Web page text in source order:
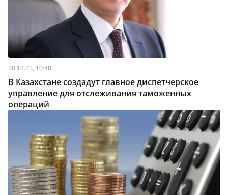
20.12.21, 10:48
В Казахстане создадут главное диспетчерское
управление для отслеживания таможенных
операций